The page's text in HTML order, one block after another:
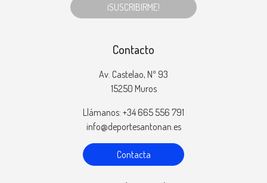
¡SUSCRIBIRME!
Contacto
Av. Castelao, Nº 93
15250 Muros
Llámanos: +34 665 556 791
info@deportesantonan.es
Contacta